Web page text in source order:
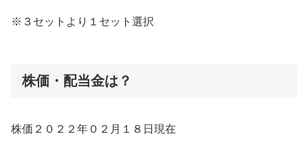
※３セットより１セット選択
株価・配当金は？
株価２０２２年０２月１８日現在